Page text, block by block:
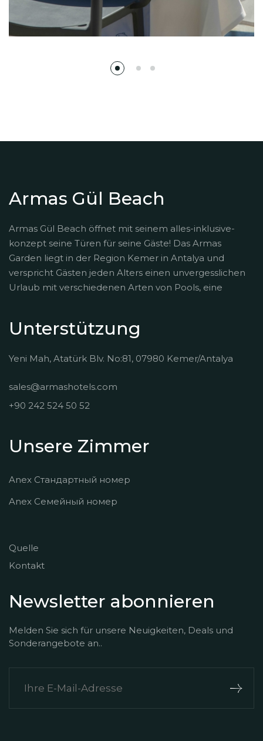
Armas Gül Beach
Armas Gül Beach öffnet mit seinem alles-inklusive-
konzept seine Türen für seine Gäste! Das Armas
Garden liegt in der Region Kemer in Antalya und
verspricht Gästen jeden Alters einen unvergesslichen
Urlaub mit verschiedenen Arten von Pools, eine
Unterstützung
Yeni Mah, Atatürk Blv. No:81, 07980 Kemer/Antalya
sales@armashotels.com
+90 242 524 50 52
Unsere Zimmer
Anex Стандартный номер
Anex Семейный номер
Quelle
Kontakt
Newsletter abonnieren
Melden Sie sich für unsere Neuigkeiten, Deals und
Sonderangebote an..